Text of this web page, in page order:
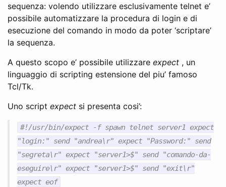
sequenza: volendo utilizzare esclusivamente telnet e’
possibile automatizzare la procedura di login e di
esecuzione del comando in modo da poter ‘scriptare’
la sequenza.
A questo scopo e’ possibile utilizzare expect , un
linguaggio di scripting estensione del piu’ famoso
Tcl/Tk.
Uno script expect si presenta cosi’:
#!/usr/bin/expect -f spawn telnet server1 expect
"login:" send "andrea\r" expect "Password:" send
"segreta\r" expect "server1>$" send "comando-da-
eseguire\r" expect "server1>$" send "exit\r"
expect eof